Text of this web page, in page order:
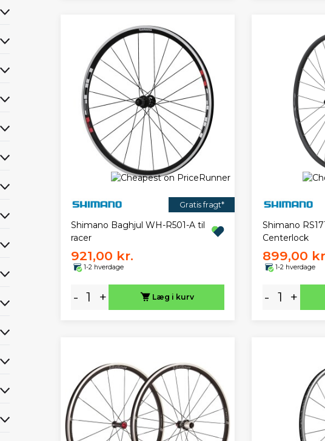
Gratis fragt*
Shimano Baghjul WH-R501-A til
racer
921,00 kr.
1-2 hverdage
- + Læg i kurv
Shimano
Centerlock
899,00
1-2 hverdage
- +